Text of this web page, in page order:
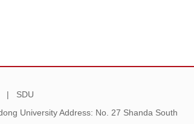
| SDU
University Address: No. 27 Shanda South